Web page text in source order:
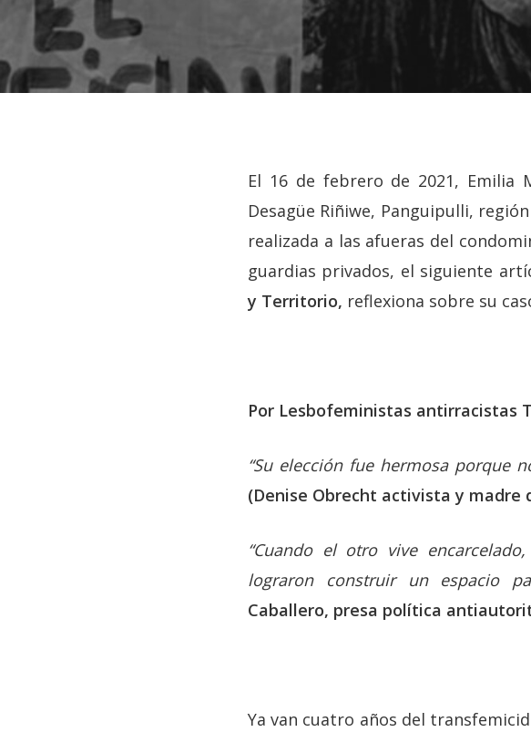
El 16 de febrero de 2021, Emilia
Desagüe Riñiwe, Panguipulli,
realizada a las afueras del
guardias privados, el siguiente
y Territorio, reflexiona sobre su
Por Lesbofeministas antirracistas
“Su elección fue hermosa porque
(Denise Obrecht activista y madre
“Cuando el otro vive
lograron construir un espacio
Caballero, presa política
Ya van cuatro años del